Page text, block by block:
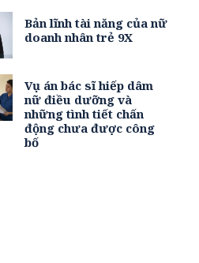
Bản lĩnh tài năng của nữ
doanh nhân trẻ 9X
Vụ án bác sĩ hiếp dâm
nữ điều dưỡng và
những tình tiết chấn
động chưa được công
bố